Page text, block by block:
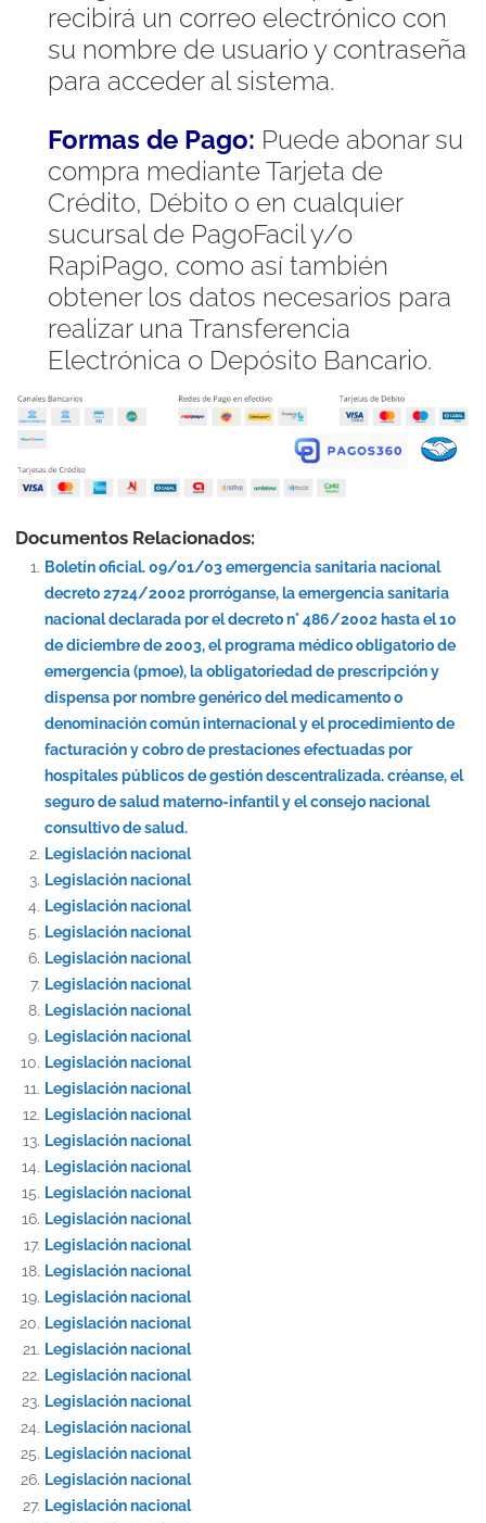
recibirá un correo electrónico con
su nombre de usuario y contraseña
para acceder al sistema.
Formas de Pago: Puede abonar su
compra mediante Tarjeta de
Crédito, Débito o en cualquier
sucursal de PagoFacil y/o
RapiPago, como así también
obtener los datos necesarios para
realizar una Transferencia
Electrónica o Depósito Bancario.
Documentos Relacionados:
Boletín oficial. 09/01/03 emergencia sanitaria nacional
decreto 2724/2002 prorróganse, la emergencia sanitaria
nacional declarada por el decreto n° 486/2002 hasta el 10
de diciembre de 2003, el programa médico obligatorio de
emergencia (pmoe), la obligatoriedad de prescripción y
dispensa por nombre genérico del medicamento o
denominación común internacional y el procedimiento de
facturación y cobro de prestaciones efectuadas por
hospitales públicos de gestión descentralizada. créanse, el
seguro de salud materno-infantil y el consejo nacional
consultivo de salud.
Legislación nacional
Legislación nacional
Legislación nacional
Legislación nacional
Legislación nacional
Legislación nacional
Legislación nacional
Legislación nacional
Legislación nacional
Legislación nacional
Legislación nacional
Legislación nacional
Legislación nacional
Legislación nacional
Legislación nacional
Legislación nacional
Legislación nacional
Legislación nacional
Legislación nacional
Legislación nacional
Legislación nacional
Legislación nacional
Legislación nacional
Legislación nacional
Legislación nacional
Legislación nacional